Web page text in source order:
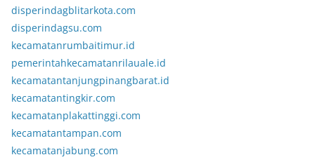
disperindagblitarkota.com
disperindagsu.com
kecamatanrumbaitimur.id
pemerintahkecamatanrilauale.id
kecamatantanjungpinangbarat.id
kecamatantingkir.com
kecamatanplakattinggi.com
kecamatantampan.com
kecamatanjabung.com